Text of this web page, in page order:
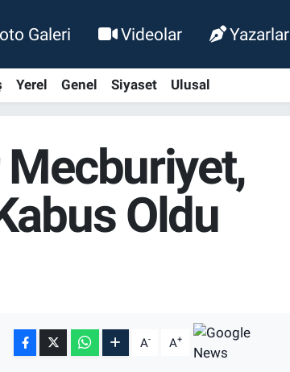
Galeri Videolar Yazarlar
Yerel Genel Siyaset Ulusal
Oldu
A- A+